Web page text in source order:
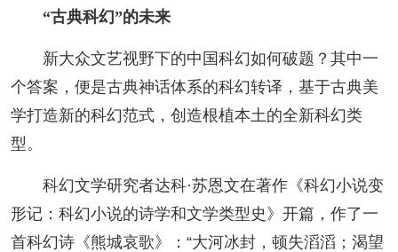
“古典科幻”的未来
新大众文艺视野下的中国科幻如何破题？其中一
个答案，便是古典神话体系的科幻转译，基于古典美
学打造新的科幻范式，创造根植本土的全新科幻类
型。
科幻文学研究者达科·苏恩文在著作《科幻小说变
形记：科幻小说的诗学和文学类型史》开篇，作了一
首科幻诗《熊城哀歌》：“大河冰封，顿失滔滔；渴望